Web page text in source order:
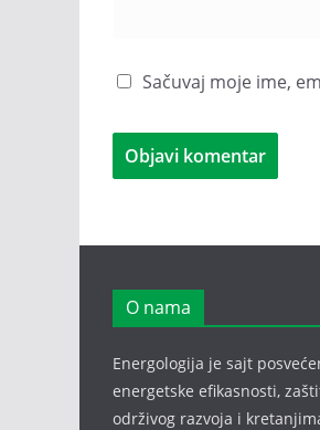
Sačuvaj moje ime,
O nama
Energologija je sajt
energetske efikasnosti,
održivog razvoja i